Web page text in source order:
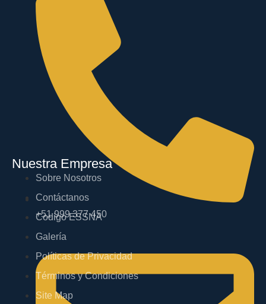
+51 999 377 450
Nuestra Empresa
Sobre Nosotros
Contáctanos
Codigo ESSNA
Galería
Políticas de Privacidad
Términos y Condiciones
Site Map